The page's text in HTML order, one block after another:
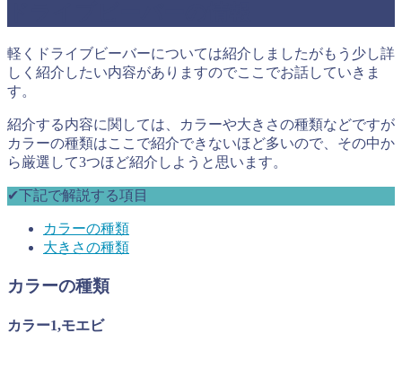
軽くドライブビーバーについては紹介しましたがもう少し詳
しく紹介したい内容がありますのでここでお話していきま
す。
紹介する内容に関しては、カラーや大きさの種類などですが
カラーの種類はここで紹介できないほど多いので、その中か
ら厳選して3つほど紹介しようと思います。
✔︎下記で解説する項目
カラーの種類
大きさの種類
カラーの種類
カラー1,モエビ